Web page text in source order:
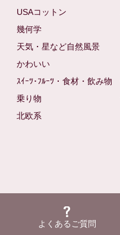
USAコットン
幾何学
天気・星など自然風景
かわいい
ｽｲｰﾂ･ﾌﾙｰﾂ・食材・飲み物
乗り物
北欧系
よくあるご質問